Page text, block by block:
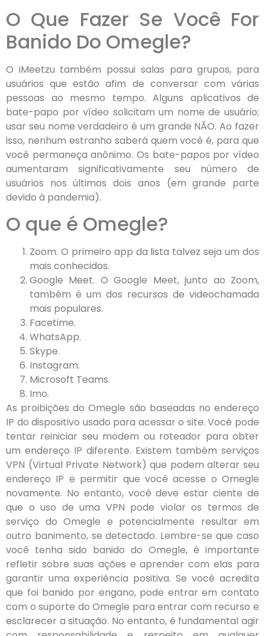
O Que Fazer Se Você For
Banido Do Omegle?
O iMeetzu também possui salas para grupos, para
usuários que estão afim de conversar com várias
pessoas ao mesmo tempo. Alguns aplicativos de
bate-papo por vídeo solicitam um nome de usuário;
usar seu nome verdadeiro é um grande NÃO. Ao fazer
isso, nenhum estranho saberá quem você é, para que
você permaneça anônimo. Os bate-papos por vídeo
aumentaram significativamente seu número de
usuários nos últimos dois anos (em grande parte
devido à pandemia).
O que é Omegle?
Zoom. O primeiro app da lista talvez seja um dos
mais conhecidos.
Google Meet. O Google Meet, junto ao Zoom,
também é um dos recursos de videochamada
mais populares.
Facetime.
WhatsApp.
Skype.
Instagram.
Microsoft Teams.
Imo.
As proibições do Omegle são baseadas no endereço
IP do dispositivo usado para acessar o site. Você pode
tentar reiniciar seu modem ou roteador para obter
um endereço IP diferente. Existem também serviços
VPN (Virtual Private Network) que podem alterar seu
endereço IP e permitir que você acesse o Omegle
novamente. No entanto, você deve estar ciente de
que o uso de uma VPN pode violar os termos de
serviço do Omegle e potencialmente resultar em
outro banimento, se detectado. Lembre-se que caso
você tenha sido banido do Omegle, é importante
refletir sobre suas ações e aprender com elas para
garantir uma experiência positiva. Se você acredita
que foi banido por engano, pode entrar em contato
com o suporte do Omegle para entrar com recurso e
esclarecer a situação. No entanto, é fundamental agir